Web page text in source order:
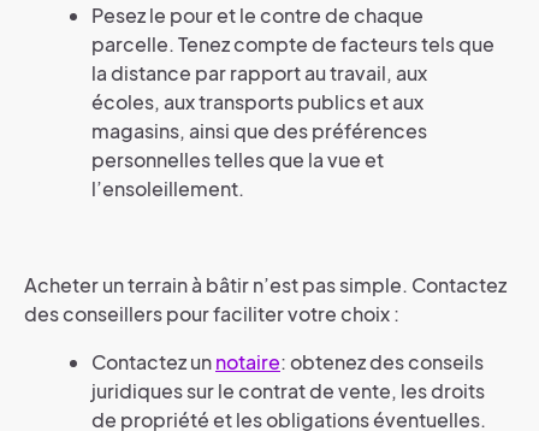
Pesez le pour et le contre de chaque
parcelle. Tenez compte de facteurs tels que
la distance par rapport au travail, aux
écoles, aux transports publics et aux
magasins, ainsi que des préférences
personnelles telles que la vue et
l’ensoleillement.
Acheter un terrain à bâtir n’est pas simple. Contactez
des conseillers pour faciliter votre choix :
Contactez unnotaire: obtenez des conseils
juridiques sur le contrat de vente, les droits
de propriété et les obligations éventuelles.